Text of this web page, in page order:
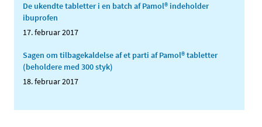
De ukendte tabletter i en batch af Pamol® indeholder
ibuprofen
17. februar 2017
Sagen om tilbagekaldelse af et parti af Pamol® tabletter
(beholdere med 300 styk)
18. februar 2017